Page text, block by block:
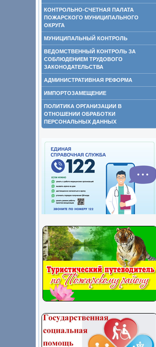
КОНТРОЛЬНО-СЧЕТНАЯ ПАЛАТА
ПОЖАРСКОГО МУНИЦИПАЛЬНОГО
ОКРУГА
МУНИЦИПАЛЬНЫЙ КОНТРОЛЬ
ВЕДОМСТВЕННЫЙ КОНТРОЛЬ ЗА
СОБЛЮДЕНИЕМ ТРУДОВОГО
ЗАКОНОДАТЕЛЬСТВА
АДМИНИСТРАТИВНАЯ РЕФОРМА
ИМПОРТОЗАМЕЩЕНИЕ
ПОЛИТИКА ОРГАНИЗАЦИИ В
ОТНОШЕНИИ ОБРАБОТКИ
ПЕРСОНАЛЬНЫХ ДАННЫХ